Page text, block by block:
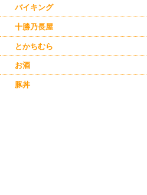
バイキング
十勝乃長屋
とかちむら
お酒
豚丼